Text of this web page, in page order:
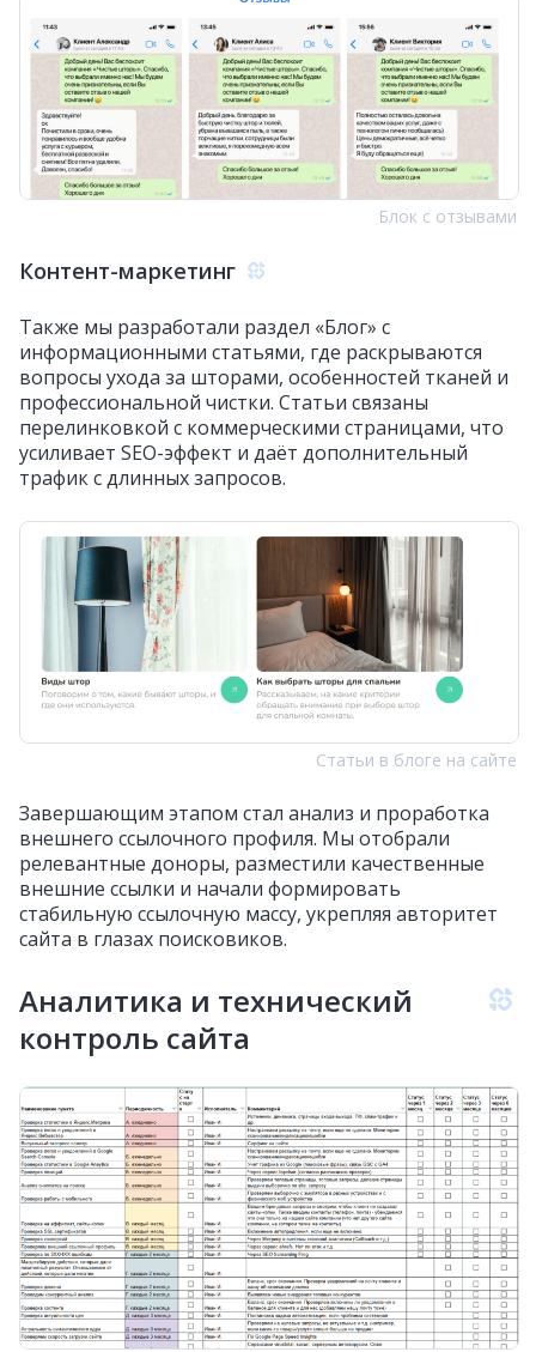
Блок с отзывами
Контент-маркетинг
Также мы разработали раздел «Блог» с
информационными статьями, где раскрываются
вопросы ухода за шторами, особенностей тканей и
профессиональной чистки. Статьи связаны
перелинковкой с коммерческими страницами, что
усиливает SEO-эффект и даёт дополнительный
трафик с длинных запросов.
Статьи в блоге на сайте
Завершающим этапом стал анализ и проработка
внешнего ссылочного профиля. Мы отобрали
релевантные доноры, разместили качественные
внешние ссылки и начали формировать
стабильную ссылочную массу, укрепляя авторитет
сайта в глазах поисковиков.
Аналитика и технический
контроль сайта